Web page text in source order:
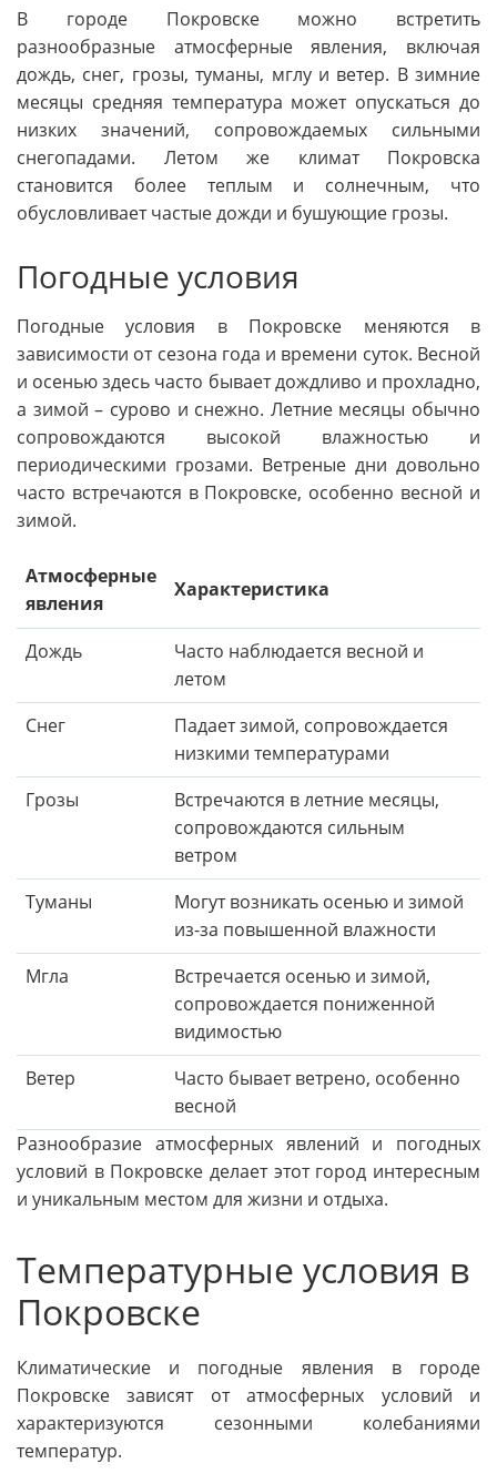
В городе Покровске можно встретить
разнообразные атмосферные явления, включая
дождь, снег, грозы, туманы, мглу и ветер. В зимние
месяцы средняя температура может опускаться до
низких значений, сопровождаемых сильными
снегопадами. Летом же климат Покровска
становится более теплым и солнечным, что
обусловливает частые дожди и бушующие грозы.
Погодные условия
Погодные условия в Покровске меняются в
зависимости от сезона года и времени суток. Весной
и осенью здесь часто бывает дождливо и прохладно,
а зимой – сурово и снежно. Летние месяцы обычно
сопровождаются высокой влажностью и
периодическими грозами. Ветреные дни довольно
часто встречаются в Покровске, особенно весной и
зимой.
Атмосферные
явления
Характеристика
Дождь
Часто наблюдается весной и
летом
Снег
Падает зимой, сопровождается
низкими температурами
Грозы
Встречаются в летние месяцы,
сопровождаются сильным
ветром
Туманы
Могут возникать осенью и зимой
из-за повышенной влажности
Мгла
Встречается осенью и зимой,
сопровождается пониженной
видимостью
Ветер
Часто бывает ветрено, особенно
весной
Разнообразие атмосферных явлений и погодных
условий в Покровске делает этот город интересным
и уникальным местом для жизни и отдыха.
Температурные условия в
Покровске
Климатические и погодные явления в городе
Покровске зависят от атмосферных условий и
характеризуются сезонными колебаниями
температур.